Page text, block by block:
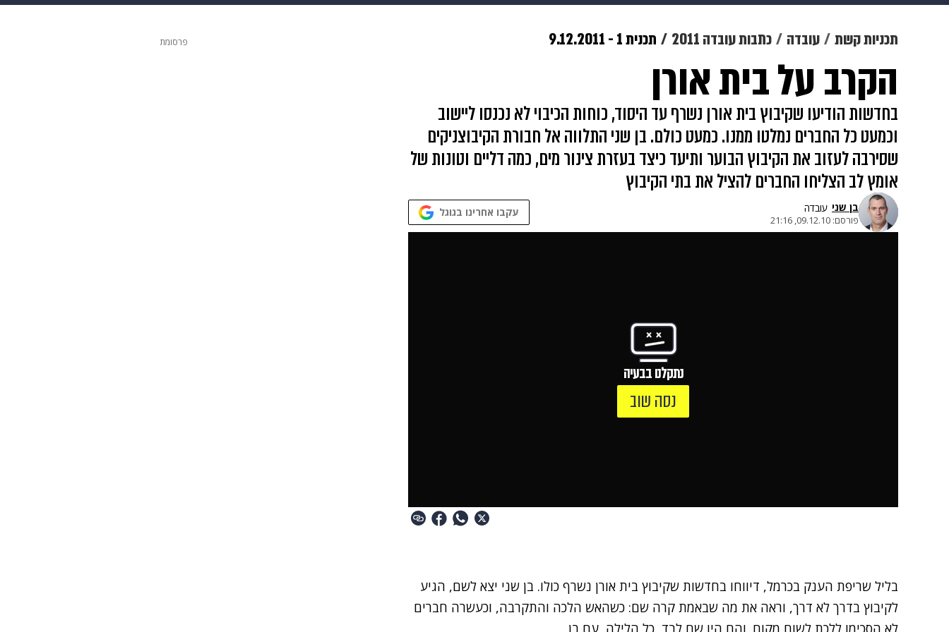
תרבות צבא וביטחון makoZ בריאות HIX
גאווה ויוה משפט
תכניות קשת עובדה כתבות עובדה 2011 תכנית 1 - 9.12.2011
הקרב על בית אורן
בחדשות הודיעו שקיבוץ בית אורן נשרף עד היסוד, כוחות הכיבוי לא נכנסו ליישוב
וכמעט כל החברים נמלטו ממנו. כמעט כולם. בן שני התלווה אל חבורת הקיבוצניקים
שסירבה לעזוב את הקיבוץ הבוער ותיעד כיצד בעזרת צינור מים, כמה דליים וטונות של
אומץ לב הצליחו החברים להציל את בתי הקיבוץ
בן שני עובדה
פורסם: 09.12.10, 21:16
עקבו אחרינו בגוגל
נתקלנו בבעיה
נסה שוב
בליל שריפת הענק בכרמל, דיווחו בחדשות שקיבוץ בית אורן נשרף כולו. בן שני יצא לשם, הגיע
לקיבוץ בדרך לא דרך, וראה את מה שבאמת קרה שם: כשהאש הלכה והתקרבה, וכעשרה חברים
פרסומת